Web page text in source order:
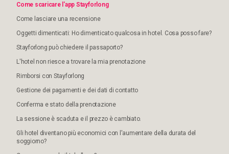
Come scaricare l'app Stayforlong
Come lasciare una recensione
Oggetti dimenticati: Ho dimenticato qualcosa in hotel. Cosa posso fare?
Stayforlong può chiedere il passaporto?
L'hotel non riesce a trovare la mia prenotazione
Rimborsi con Stayforlong
Gestione dei pagamenti e dei dati di contatto
Conferma e stato della prenotazione
La sessione è scaduta e il prezzo è cambiato.
Gli hotel diventano più economici con l'aumentare della durata del
soggiorno?